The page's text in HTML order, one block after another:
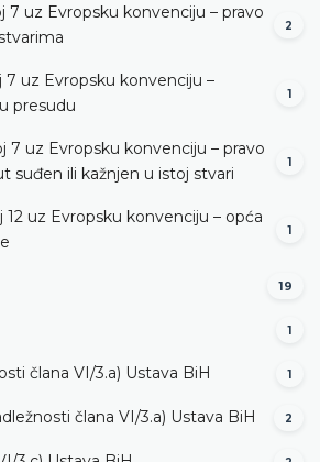
7 uz Evropsku konvenciju – pravo
2
7 uz Evropsku konvenciju –
presudu
1
7 uz Evropsku konvenciju – pravo
suđen ili kažnjen u istoj stvari
1
12 uz Evropsku konvenciju – opća
1
19
1
člana VI/3.а) Ustava BiH 1
člana VI/3.а) Ustava BiH 2